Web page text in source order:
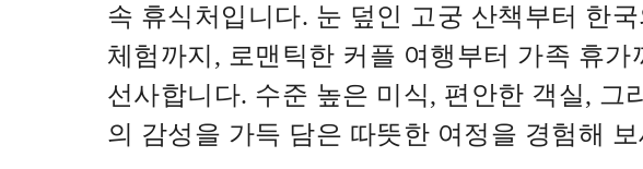
속 휴식처입니다. 눈 덮인 고궁 산책부터 한
체험까지, 로맨틱한 커플 여행부터 가족 휴
선사합니다. 수준 높은 미식, 편안한 객실, 그
의 감성을 가득 담은 따뜻한 여정을 경험해